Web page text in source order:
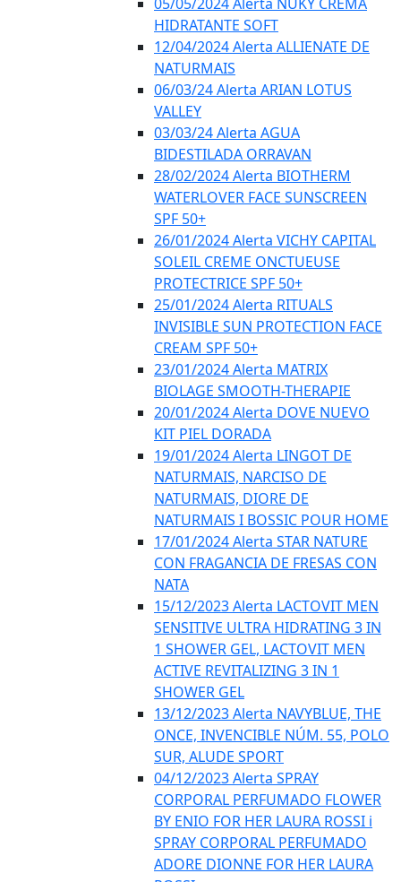
HIDRATANTE SOFT
12/04/2024 Alerta ALLIENATE DE
NATURMAIS
06/03/24 Alerta ARIAN LOTUS
VALLEY
03/03/24 Alerta AGUA
BIDESTILADA ORRAVAN
28/02/2024 Alerta BIOTHERM
WATERLOVER FACE SUNSCREEN
SPF 50+
26/01/2024 Alerta VICHY CAPITAL
SOLEIL CREME ONCTUEUSE
PROTECTRICE SPF 50+
25/01/2024 Alerta RITUALS
INVISIBLE SUN PROTECTION FACE
CREAM SPF 50+
23/01/2024 Alerta MATRIX
BIOLAGE SMOOTH-THERAPIE
20/01/2024 Alerta DOVE NUEVO
KIT PIEL DORADA
19/01/2024 Alerta LINGOT DE
NATURMAIS, NARCISO DE
NATURMAIS, DIORE DE
NATURMAIS I BOSSIC POUR HOME
17/01/2024 Alerta STAR NATURE
CON FRAGANCIA DE FRESAS CON
NATA
15/12/2023 Alerta LACTOVIT MEN
SENSITIVE ULTRA HIDRATING 3 IN
1 SHOWER GEL, LACTOVIT MEN
ACTIVE REVITALIZING 3 IN 1
SHOWER GEL
13/12/2023 Alerta NAVYBLUE, THE
ONCE, INVENCIBLE NÚM. 55, POLO
SUR, ALUDE SPORT
04/12/2023 Alerta SPRAY
CORPORAL PERFUMADO FLOWER
BY ENIO FOR HER LAURA ROSSI i
SPRAY CORPORAL PERFUMADO
ADORE DIONNE FOR HER LAURA